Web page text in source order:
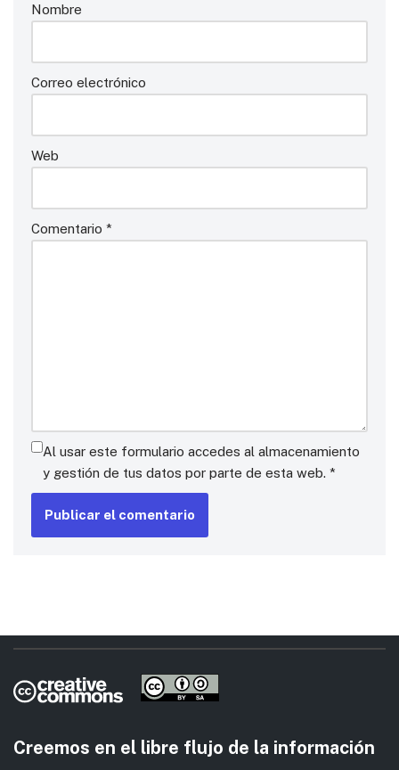
Nombre
Correo electrónico
Web
Comentario *
Al usar este formulario accedes al almacenamiento
y gestión de tus datos por parte de esta web. *
Creemos en el libre flujo de la información